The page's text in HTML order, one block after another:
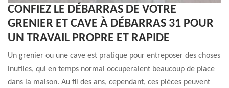
CONFIEZ LE DÉBARRAS DE VOTRE
GRENIER ET CAVE À DÉBARRAS 31 POUR
UN TRAVAIL PROPRE ET RAPIDE
Un grenier ou une cave est pratique pour entreposer des choses
inutiles, qui en temps normal occuperaient beaucoup de place
dans la maison. Au fil des ans, cependant, ces pièces peuvent